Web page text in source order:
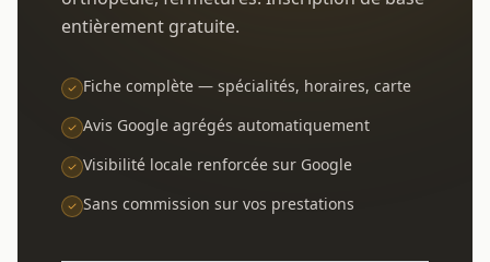
entièrement gratuite.
Fiche complète — spécialités, horaires, carte
Avis Google agrégés automatiquement
Visibilité locale renforcée sur Google
Sans commission sur vos prestations